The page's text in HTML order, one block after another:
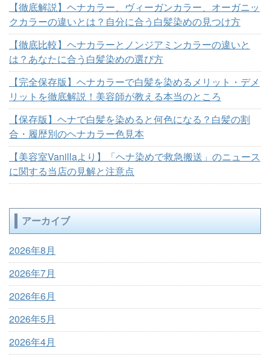
【徹底解説】ヘナカラー、ヴィーガンカラー、オーガニッ
クカラーの違いとは？自分に合う白髪染めの見つけ方
【徹底比較】ヘナカラーとノンジアミンカラーの違いと
は？あなたに合う白髪染めの選び方
【完全保存版】ヘナカラーで白髪を染めるメリット・デメ
リットを徹底解説！美容師が教える本当のところ
【保存版】ヘナで白髪を染めると何色になる？白髪の割
合・履歴別のヘナカラー色見本
【美容室Vanillaより】「ヘナ染めで救急搬送」のニュース
に関する当店の見解と注意点
アーカイブ
2026年8月
2026年7月
2026年6月
2026年5月
2026年4月